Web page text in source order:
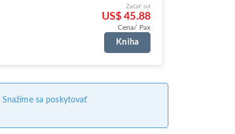
Začať od
US$ 45.88
Cena/ Pax
Kniha
sa poskytovať